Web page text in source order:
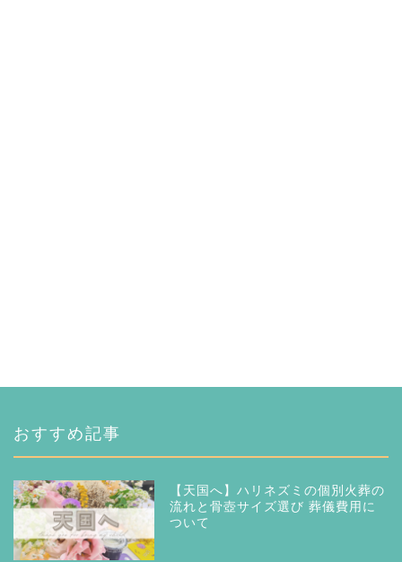
おすすめ記事
【天国へ】ハリネズミの個別火葬の
流れと骨壺サイズ選び 葬儀費用に
ついて